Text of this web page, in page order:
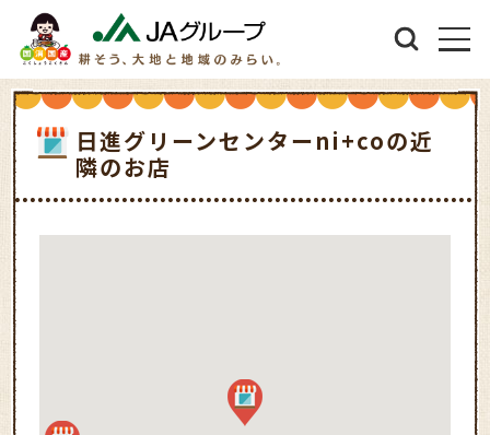
日進グリーンセンターni+coの近
隣のお店